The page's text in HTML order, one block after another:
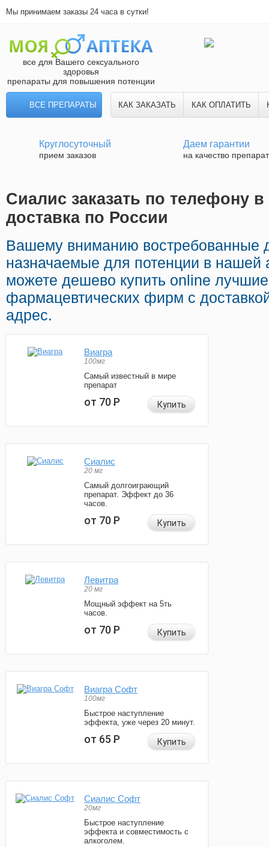
Мы принимаем заказы 24 часа в сутки!
все для Вашего сексуального
здоровья
препараты для повышения потенции
ВСЕ ПРЕПАРАТЫ КАК ЗАКАЗАТЬ КАК ОПЛАТИТЬ
Круглосуточный
прием заказов
Даем гарантии
на качество
Сиалис заказать по телефону
доставка по России
Вашему вниманию востребованные
назначаемые для потенции в нашей
можете дешево купить online
фармацевтических фирм с
адрес.
Виагра
100мг
Самый известный в мире
препарат
от 70Р Купить
Сиалис
20 мг
Самый долгоиграющий
препарат. Эффект до 36
часов.
от 70Р Купить
Левитра
20 мг
Мощный эффект на 5ть
часов.
от 70Р Купить
Виагра Софт
100мг
Быстрое наступление
эффекта, уже через 20 минут.
от 65Р Купить
Сиалис Софт
20мг
Быстрое наступление
эффекта и совместимость с
алкоголем.